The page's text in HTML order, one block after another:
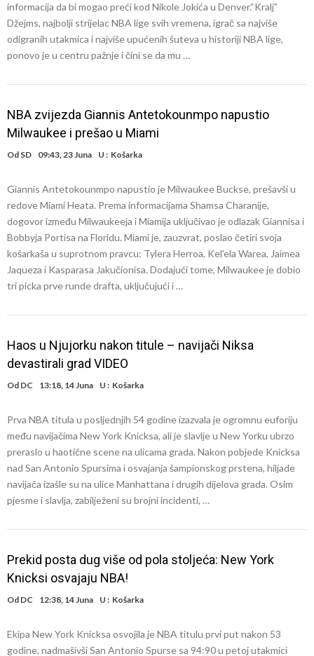
informacija da bi mogao preći kod Nikole Jokića u Denver.“Kralj”
Džejms, najbolji strijelac NBA lige svih vremena, igrač sa najviše
odigranih utakmica i najviše upućenih šuteva u historiji NBA lige,
ponovo je u centru pažnje i čini se da mu …
NBA zvijezda Giannis Antetokounmpo napustio
Milwaukee i prešao u Miami
Od SD 09:43, 23 Juna U : Košarka
Giannis Antetokounmpo napustio je Milwaukee Buckse, prešavši u
redove Miami Heata. Prema informacijama Shamsa Charanije,
dogovor između Milwaukeeja i Miamija uključivao je odlazak Giannisa i
Bobbyja Portisa na Floridu. Miami je, zauzvrat, poslao četiri svoja
košarkaša u suprotnom pravcu: Tylera Herroa, Kel'ela Warea, Jaimea
Jaqueza i Kasparasa Jakučionisa. Dodajući tome, Milwaukee je dobio
tri picka prve runde drafta, uključujući i …
Haos u Njujorku nakon titule – navijači Niksa
devastirali grad VIDEO
Od DC 13:18, 14 Juna U : Košarka
Prva NBA titula u posljednjih 54 godine izazvala je ogromnu euforiju
među navijačima New York Knicksa, ali je slavlje u New Yorku ubrzo
preraslo u haotične scene na ulicama grada. Nakon pobjede Knicksa
nad San Antonio Spursima i osvajanja šampionskog prstena, hiljade
navijača izašle su na ulice Manhattana i drugih dijelova grada. Osim
pjesme i slavlja, zabilježeni su brojni incidenti, …
Prekid posta dug više od pola stoljeća: New York
Knicksi osvajaju NBA!
Od DC 12:38, 14 Juna U : Košarka
Ekipa New York Knicksa osvojila je NBA titulu prvi put nakon 53
godine, nadmašivši San Antonio Spurse sa 94:90 u petoj utakmici